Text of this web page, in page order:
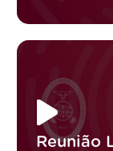
Reunião